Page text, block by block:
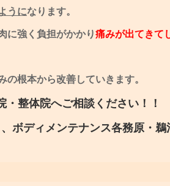
うになります。
に強く負担がかかり痛みが出てきて
根本から改善していきます。
整体院へご相談ください！！
ボディメンテナンス各務原・